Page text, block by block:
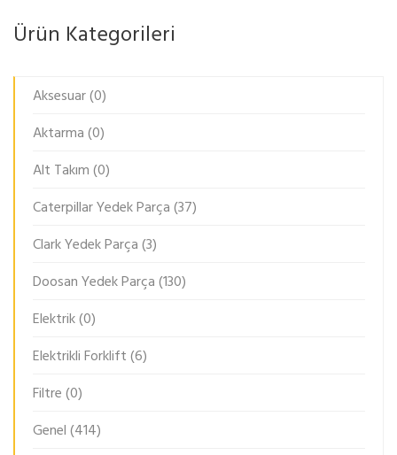
Ürün Kategorileri
Aksesuar(0)
Aktarma(0)
Alt Takım(0)
Caterpillar Yedek Parça(37)
Clark Yedek Parça(3)
Doosan Yedek Parça(130)
Elektrik(0)
Elektrikli Forklift(6)
Filtre(0)
Genel(414)